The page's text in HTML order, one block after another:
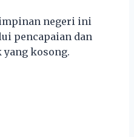
negeri ini
pencapaian dan
kosong.